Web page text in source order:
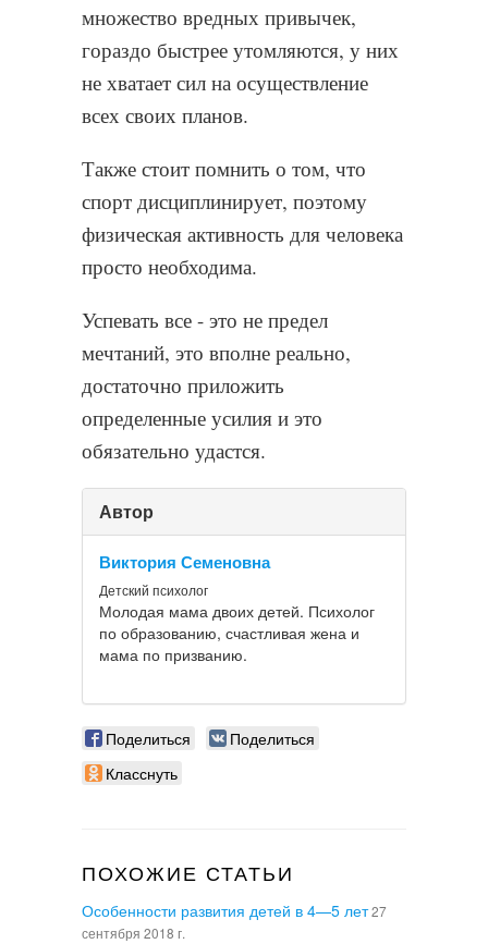
множество вредных привычек,
гораздо быстрее утомляются, у них
не хватает сил на осуществление
всех своих планов.
Также стоит помнить о том, что
спорт дисциплинирует, поэтому
физическая активность для человека
просто необходима.
Успевать все - это не предел
мечтаний, это вполне реально,
достаточно приложить
определенные усилия и это
обязательно удастся.
Автор
Виктория Семеновна
Детский психолог
Молодая мама двоих детей. Психолог
по образованию, счастливая жена и
мама по призванию.
Поделиться
Поделиться
Класснуть
ПОХОЖИЕ СТАТЬИ
Особенности развития детей в 4—5 лет27
сентября 2018 г.